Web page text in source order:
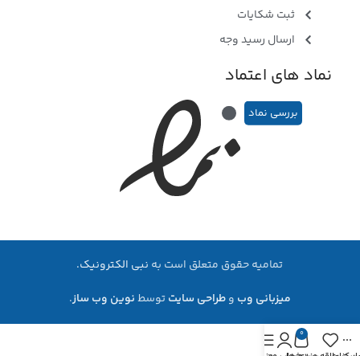
ثبت شکایات
ارسال رسید وجه
نماد های اعتماد
بررسی نماد
تمامیه حقوق متعلق است به نبی الکترونیک.
میزبانی وب وطراحی سایتتوسطنوین وب ساز.
0